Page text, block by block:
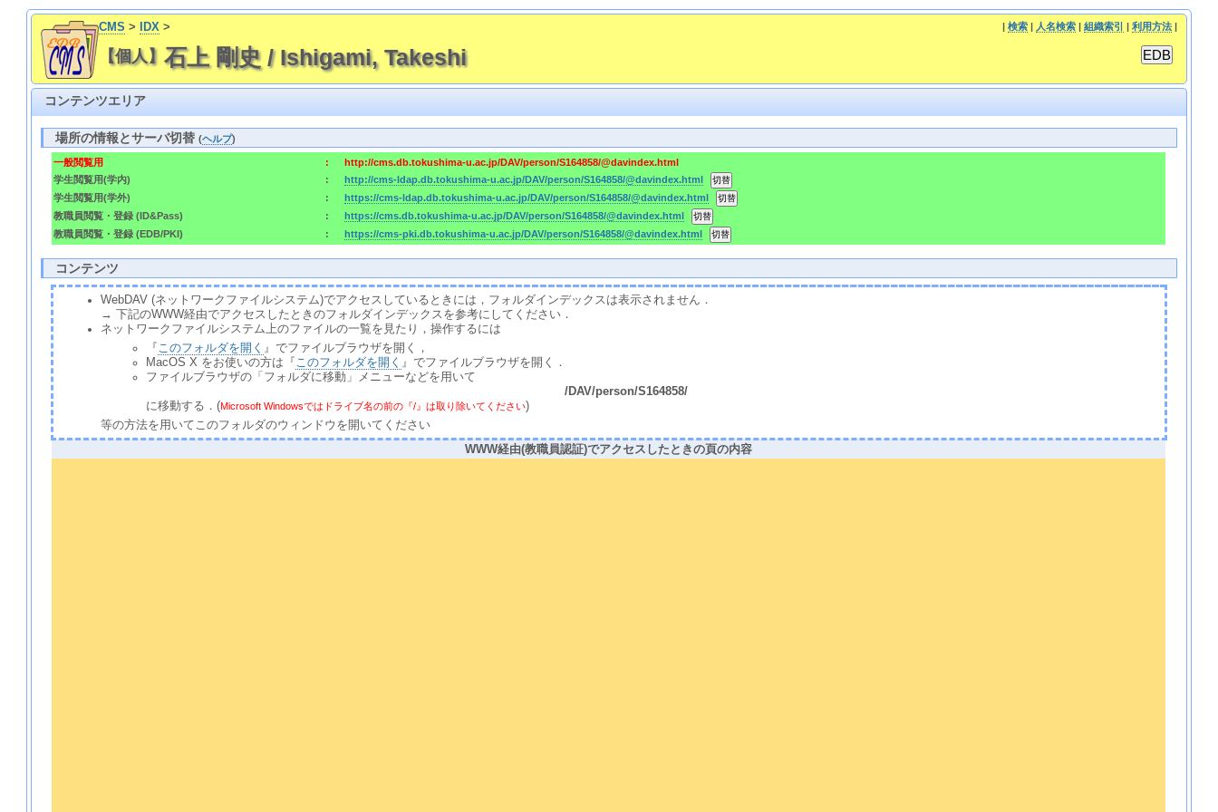
CMS > IDX> | 検索| 人名検索| 組織索引 | 利用方法|
【個人】 石上 剛史 / Ishigami, Takeshi
コンテンツエリア
場所の情報とサーバ切替(ヘルプ)
一般閲覧用 :
http://cms.db.tokushima-u.ac.jp/DAV/person/S164858/@davindex.html
学生閲覧用(学内)
:
http://cms-ldap.db.tokushima-u.ac.jp/DAV/person/S164858/@davindex.html
学生閲覧用(学外)
:
https://cms-ldap.db.tokushima-u.ac.jp/DAV/person/S164858/@davindex.html
教職員閲覧・登録 (ID&Pass)
:
https://cms.db.tokushima-u.ac.jp/DAV/person/S164858/@davindex.html
教職員閲覧・登録 (EDB/PKI)
: https://cms-pki.db.tokushima-u.ac.jp/DAV/person/S164858/@davindex.html
コンテンツ
WebDAV (ネットワークファイルシステム)でアクセスしているときには，フォルダインデックスは表示されません．
→ 下記のWWW経由でアクセスしたときのフォルダインデックスを参考にしてください．
ネットワークファイルシステム上のファイルの一覧を見たり，操作するには
『 このフォルダを開く 』でファイルブラウザを開く，
MacOS X をお使いの方は『 このフォルダを開く 』でファイルブラウザを開く．
ファイルブラウザの「フォルダに移動」メニューなどを用いて
/DAV/person/S164858/
に移動する．(Microsoft Windowsではドライブ名の前の『/』は取り除いてください)
等の方法を用いてこのフォルダのウィンドウを開いてください
WWW経由(教職員認証)でアクセスしたときの頁の内容